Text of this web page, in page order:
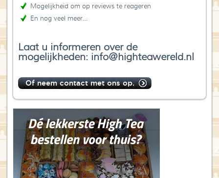
Mogelijkheid om op reviews te reageren
En nog veel meer…
Laat u informeren over de
mogelijkheden: info@highteawereld.nl
Of neem contact met ons op.